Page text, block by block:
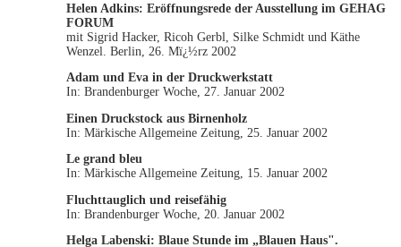
Helen Adkins: Eröffnungsrede der Ausstellung im GEHAG
FORUM
mit Sigrid Hacker, Ricoh Gerbl, Silke Schmidt und Käthe
Wenzel. Berlin, 26. Mï¿½rz 2002
Adam und Eva in der Druckwerkstatt
In: Brandenburger Woche, 27. Januar 2002
Einen Druckstock aus Birnenholz
In: Märkische Allgemeine Zeitung, 25. Januar 2002
Le grand bleu
In: Märkische Allgemeine Zeitung, 15. Januar 2002
Fluchttauglich und reisefähig
In: Brandenburger Woche, 20. Januar 2002
Helga Labenski: Blaue Stunde im „Blauen Haus".